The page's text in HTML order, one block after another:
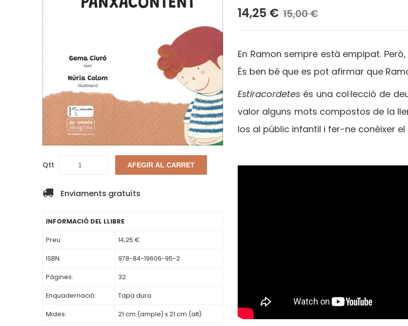
Qtt AFEGIR AL CARRET
Enviaments gratuïts
INFORMACIÓ DEL LLIBRE
Preu 14,25 €
ISBN: 978-84-19606-95-2
Pàgines: 32
Enquadernació: Tapa dura
Mides: 21 cm (ample) x 21 cm (alt)
14,25 € 15,00 €
En Ramon sempre està empipat.
És ben bé que es pot afirmar que
Estiracordetes és una col·lecció de
valor alguns mots compostos de la
los al públic infantil i fer-ne conèixer